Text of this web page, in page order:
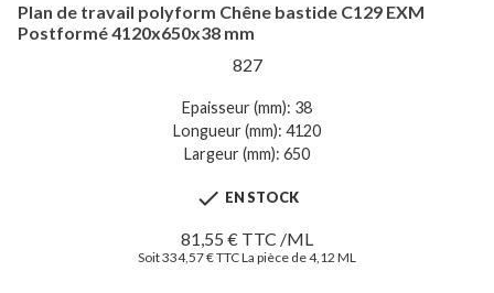
Plan de travail polyform Chêne bastide C129 EXM
Postformé 4120x650x38 mm
827
Epaisseur (mm): 38
Longueur (mm): 4120
Largeur (mm): 650
 EN STOCK
81,55 € TTC /ML
Soit 334,57 € TTC La pièce de 4,12 ML